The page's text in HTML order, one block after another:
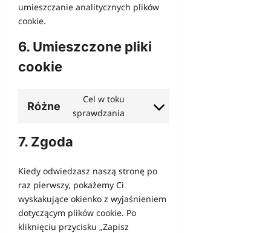
umieszczanie analitycznych plików
cookie.
6. Umieszczone pliki
cookie
Różne
Cel w toku
sprawdzania
Consent
7. Zgoda
Kiedy odwiedzasz naszą stronę po
raz pierwszy, pokażemy Ci
wyskakujące okienko z wyjaśnieniem
dotyczącym plików cookie. Po
kliknięciu przycisku „Zapisz